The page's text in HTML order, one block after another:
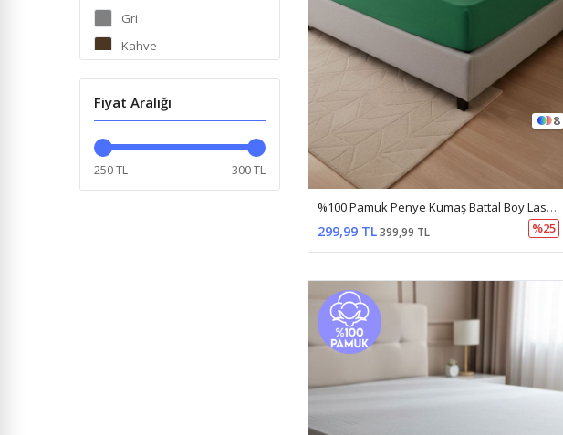
Gri
Kahve
Lila
Pembe
Fiyat Aralığı
250 TL 300 TL
8
%100 Pamuk Penye Kumaş Battal Boy Lastikli Çarşaf Yeşil
299,99 TL399,99 TL %25